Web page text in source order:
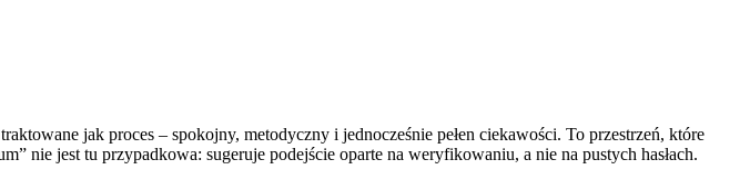
jak proces – spokojny, metodyczny i jednocześnie pełen ciekawości. To przestrzeń, które
nie jest tu przypadkowa: sugeruje podejście oparte na weryfikowaniu, a nie na pustych hasłach.